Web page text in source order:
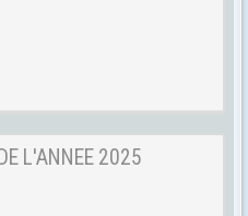
L'ANNEE 2025